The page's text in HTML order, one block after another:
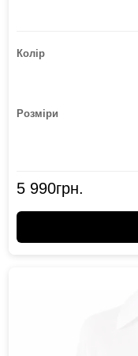
Колір
Розміри
5 990грн.